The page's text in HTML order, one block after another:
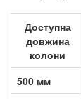
Доступна
довжина
колони
500 мм